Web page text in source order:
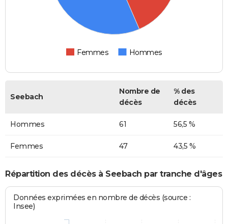
Femmes Hommes
Seebach
Nombre de
décès
% des
décès
Hommes 61 56,5 %
Femmes 47 43,5 %
Répartition des décès à Seebach par tranche d'âges
Données exprimées en nombre de décès (source :
Insee)